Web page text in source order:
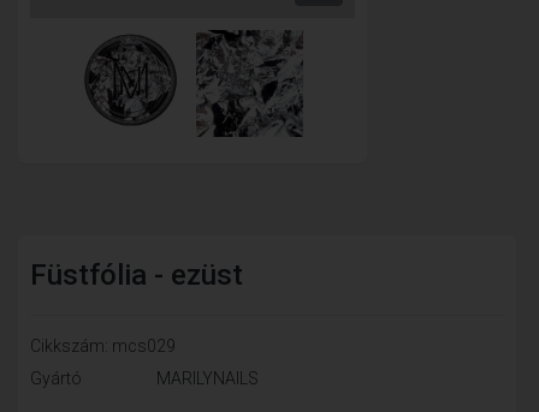
Füstfólia - ezüst
Cikkszám: mcs029
Gyártó
MARILYNAILS